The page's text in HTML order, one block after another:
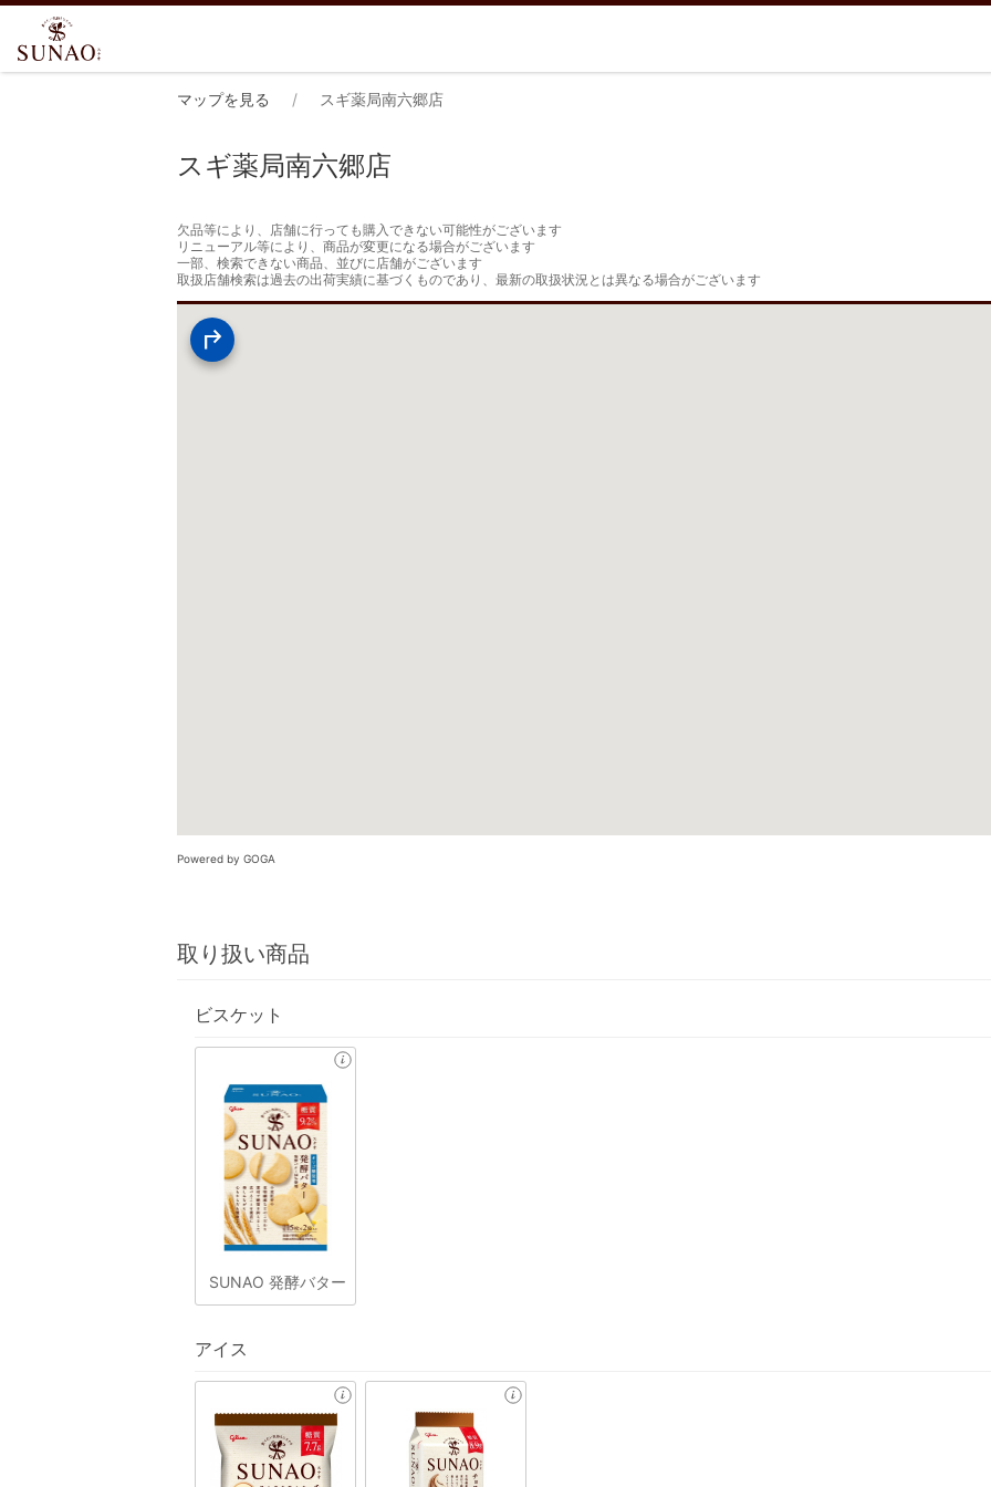
マップを見る スギ薬局南六郷店
スギ薬局南六郷店
欠品等により、店舗に行っても購入できない可能性がございます
リニューアル等により、商品が変更になる場合がございます
一部、検索できない商品、並びに店舗がございます
取扱店舗検索は過去の出荷実績に基づくものであり、最新の取扱状況とは異なる場合がございます
Powered by GOGA
取り扱い商品
ビスケット
SUNAO 発酵バター
アイス